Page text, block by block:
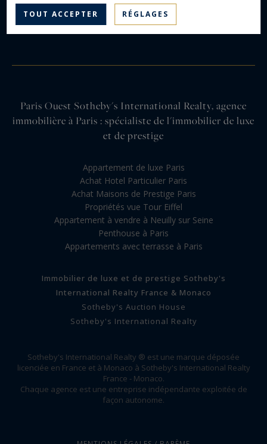
Paris Ouest Sotheby's International Realty, agence
immobilière à Paris : spécialiste de l'immobilier de luxe
et de prestige
Appartement de luxe Paris
Achat Hotel Particulier Paris
Achat Maisons de Prestige Paris
Propriétés vue Tour Eiffel
Appartement à vendre à Neuilly sur Seine
Penthouse à Paris
Appartements avec terrasse à Paris
Immobilier de luxe et de prestige Sotheby's
International Realty France & Monaco
Sotheby's Auction House
Sotheby's International Realty
Sotheby's International Realty ® est une marque déposée
licenciée en France et à Monaco à Sotheby's International Realty
France - Monaco.
Chaque agence est une entreprise indépendante exploitée de
façon autonome.
TOUT ACCEPTER RÉGLAGES